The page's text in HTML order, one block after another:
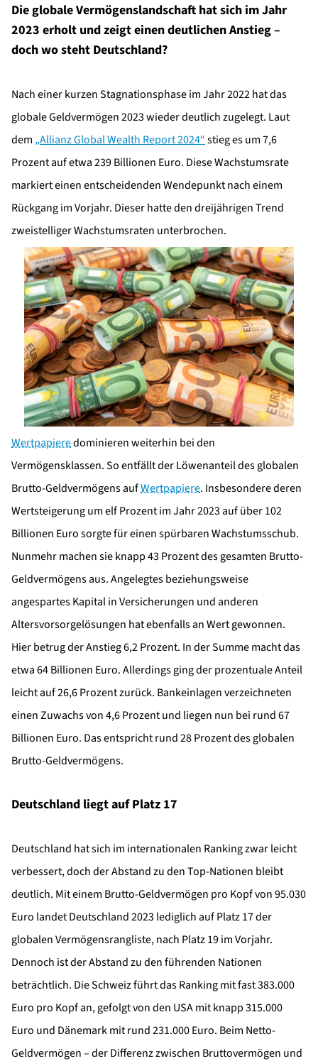
Die globale Vermögenslandschaft hat sich im Jahr
2023 erholt und zeigt einen deutlichen Anstieg –
doch wo steht Deutschland?
Nach einer kurzen Stagnationsphase im Jahr 2022 hat das
globale Geldvermögen 2023 wieder deutlich zugelegt. Laut
dem „Allianz Global Wealth Report 2024“stieg es um 7,6
Prozent auf etwa 239 Billionen Euro. Diese Wachstumsrate
markiert einen entscheidenden Wendepunkt nach einem
Rückgang im Vorjahr. Dieser hatte den dreijährigen Trend
zweistelliger Wachstumsraten unterbrochen.
Wertpapieredominieren weiterhin bei den
Vermögensklassen. So entfällt der Löwenanteil des globalen
Brutto-Geldvermögens aufWertpapiere. Insbesondere deren
Wertsteigerung um elf Prozent im Jahr 2023 auf über 102
Billionen Euro sorgte für einen spürbaren Wachstumsschub.
Nunmehr machen sie knapp 43 Prozent des gesamten Brutto-
Geldvermögens aus. Angelegtes beziehungsweise
angespartes Kapital in Versicherungen und anderen
Altersvorsorgelösungen hat ebenfalls an Wert gewonnen.
Hier betrug der Anstieg 6,2 Prozent. In der Summe macht das
etwa 64 Billionen Euro. Allerdings ging der prozentuale Anteil
leicht auf 26,6 Prozent zurück. Bankeinlagen verzeichneten
einen Zuwachs von 4,6 Prozent und liegen nun bei rund 67
Billionen Euro. Das entspricht rund 28 Prozent des globalen
Brutto-Geldvermögens.
Deutschland liegt auf Platz 17
Deutschland hat sich im internationalen Ranking zwar leicht
verbessert, doch der Abstand zu den Top-Nationen bleibt
deutlich. Mit einem Brutto-Geldvermögen pro Kopf von 95.030
Euro landet Deutschland 2023 lediglich auf Platz 17 der
globalen Vermögensrangliste, nach Platz 19 im Vorjahr.
Dennoch ist der Abstand zu den führenden Nationen
beträchtlich. Die Schweiz führt das Ranking mit fast 383.000
Euro pro Kopf an, gefolgt von den USA mit knapp 315.000
Euro und Dänemark mit rund 231.000 Euro. Beim Netto-
Geldvermögen – der Differenz zwischen Bruttovermögen und